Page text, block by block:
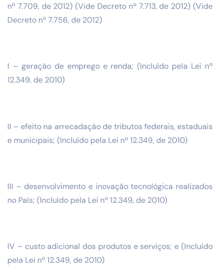
nº 7.709, de 2012) (Vide Decreto nº 7.713, de 2012) (Vide
Decreto nº 7.756, de 2012)
I – geração de emprego e renda; (Incluído pela Lei nº
12.349, de 2010)
II – efeito na arrecadação de tributos federais, estaduais
e municipais; (Incluído pela Lei nº 12.349, de 2010)
III – desenvolvimento e inovação tecnológica realizados
no País; (Incluído pela Lei nº 12.349, de 2010)
IV – custo adicional dos produtos e serviços; e (Incluído
pela Lei nº 12.349, de 2010)